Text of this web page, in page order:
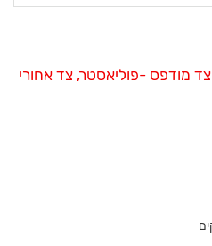
מגבת לונג מדוגמת 160*80 צד מודפס -פוליאסטר, צד אחורי